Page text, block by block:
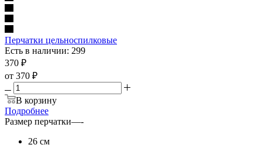
Перчатки цельноспилковые
Есть в наличии: 299
370 ₽
от 370 ₽
В корзину
Подробнее
Размер перчатки—-
26 см